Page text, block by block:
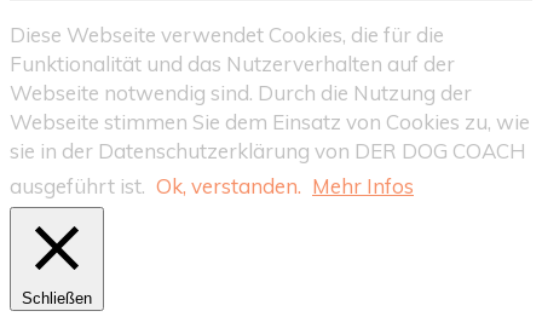
Diese Webseite verwendet Cookies, die für die
Funktionalität und das Nutzerverhalten auf der
Webseite notwendig sind. Durch die Nutzung der
Webseite stimmen Sie dem Einsatz von Cookies zu, wie
sie in der Datenschutzerklärung von DER DOG COACH
ausgeführt ist. Ok, verstanden. Mehr Infos
Schließen